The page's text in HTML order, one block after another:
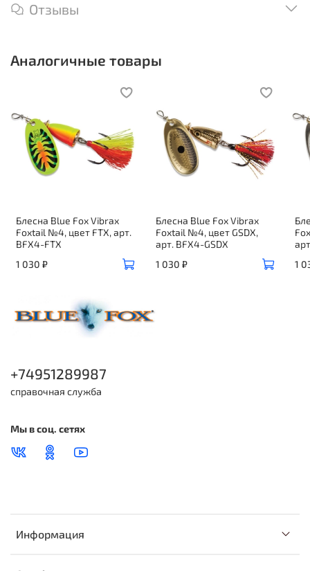
Отзывы
Аналогичные товары
Блесна Blue Fox Vibrax
Foxtail №4, цвет FTX, арт.
BFX4-FTX
1 030 ₽
Блесна Blue Fox Vibrax
Foxtail №4, цвет GSDX,
арт. BFX4-GSDX
1 030 ₽
1
Информация
+74951289987
справочная служба
Мы в соц. сетях